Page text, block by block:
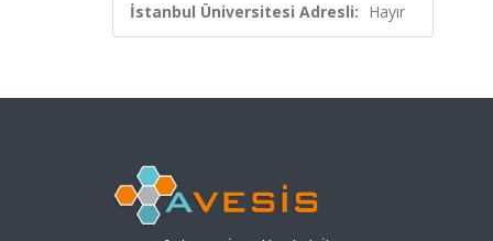
İstanbul Üniversitesi Adresli: Hayır